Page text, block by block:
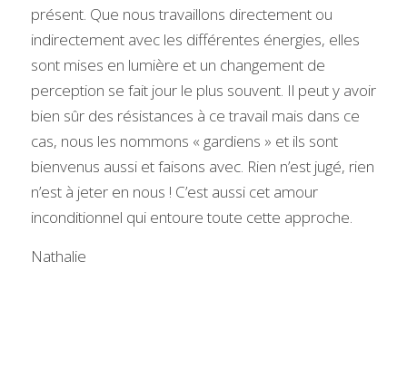
présent. Que nous travaillons directement ou
indirectement avec les différentes énergies, elles
sont mises en lumière et un changement de
perception se fait jour le plus souvent. Il peut y avoir
bien sûr des résistances à ce travail mais dans ce
cas, nous les nommons « gardiens » et ils sont
bienvenus aussi et faisons avec. Rien n’est jugé, rien
n’est à jeter en nous ! C’est aussi cet amour
inconditionnel qui entoure toute cette approche.
Nathalie